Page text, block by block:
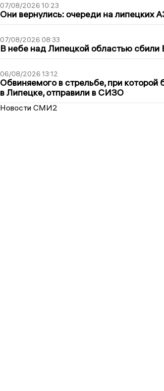
07/08/2026 10:23
Они вернулись: очереди на липецких
07/08/2026 08:33
В небе над Липецкой областью
06/08/2026 13:12
Обвиняемого в стрельбе, при
в Липецке, отправили в СИЗО
Новости СМИ2